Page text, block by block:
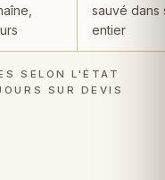
sauvé dans
entier
SELON L'ÉTAT
SUR DEVIS